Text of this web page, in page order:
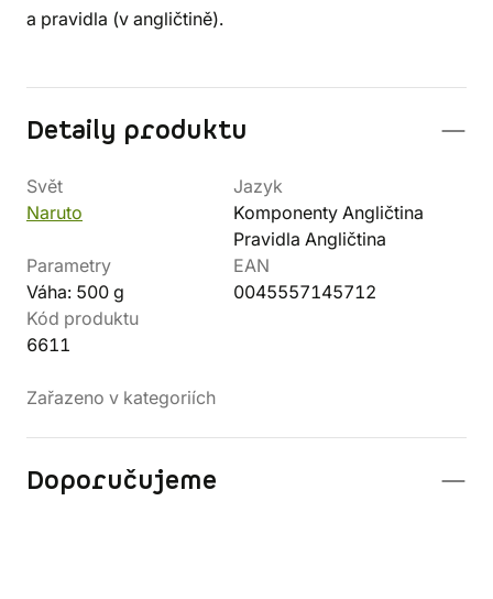
a pravidla (v angličtině).
Detaily produktu
Svět
Naruto
Jazyk
Komponenty Angličtina
Pravidla Angličtina
Parametry
Váha: 500 g
EAN
0045557145712
Kód produktu
6611
Zařazeno v kategoriích
Doporučujeme